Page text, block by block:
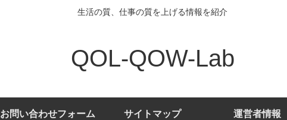
生活の質、仕事の質を上げる情報を紹介
QOL-QOW-Lab
お問い合わせフォーム サイトマップ 運営者情報